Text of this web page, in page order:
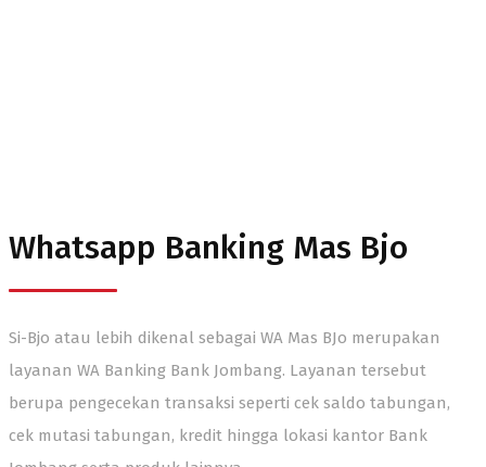
Whatsapp Banking Mas Bjo
Si-Bjo atau lebih dikenal sebagai WA Mas BJo merupakan
layanan WA Banking Bank Jombang. Layanan tersebut
berupa pengecekan transaksi seperti cek saldo tabungan,
cek mutasi tabungan, kredit hingga lokasi kantor Bank